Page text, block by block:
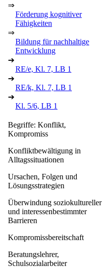
⇒
Förderung kognitiver
Fähigkeiten
⇒
Bildung für nachhaltige
Entwicklung
➔
RE/e, Kl. 7, LB 1
➔
RE/k, Kl. 7, LB 1
➔
Kl. 5/6, LB 1
Begriffe: Konflikt,
Kompromiss
Konfliktbewältigung in
Alltagssituationen
Ursachen, Folgen und
Lösungsstrategien
Überwindung soziokultureller
und interessenbestimmter
Barrieren
Kompromissbereitschaft
Beratungslehrer,
Schulsozialarbeiter